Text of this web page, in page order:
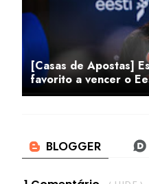
[Casas de Apostas]
favorito a vencer o